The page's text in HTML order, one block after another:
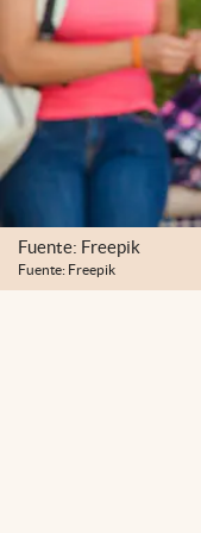
Fuente: Freepik
Fuente: Freepik